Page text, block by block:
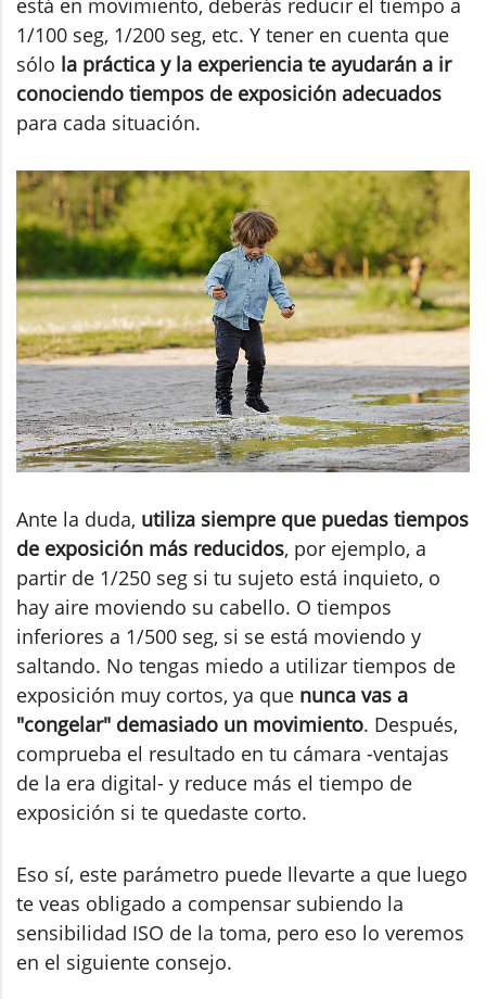
está en movimiento, deberás reducir el tiempo a
1/100 seg, 1/200 seg, etc. Y tener en cuenta que
sólo la práctica y la experiencia te ayudarán a ir
conociendo tiempos de exposición adecuados
para cada situación.
Ante la duda, utiliza siempre que puedas tiempos
de exposición más reducidos, por ejemplo, a
partir de 1/250 seg si tu sujeto está inquieto, o
hay aire moviendo su cabello. O tiempos
inferiores a 1/500 seg, si se está moviendo y
saltando. No tengas miedo a utilizar tiempos de
exposición muy cortos, ya que nunca vas a
"congelar" demasiado un movimiento. Después,
comprueba el resultado en tu cámara -ventajas
de la era digital- y reduce más el tiempo de
exposición si te quedaste corto.
Eso sí, este parámetro puede llevarte a que luego
te veas obligado a compensar subiendo la
sensibilidad ISO de la toma, pero eso lo veremos
en el siguiente consejo.